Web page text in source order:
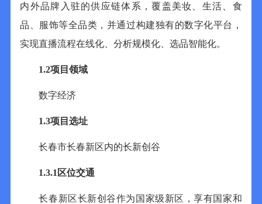
内外品牌入驻的供应链体系，覆盖美妆、生活、食
品、服饰等全品类，并通过构建独有的数字化平台，
实现直播流程在线化、分析规模化、选品智能化。
1.2项目领域
数字经济
1.3项目选址
长春市长春新区内的长新创谷
1.3.1 区位交通
长春新区长新创谷作为国家级新区，享有国家和